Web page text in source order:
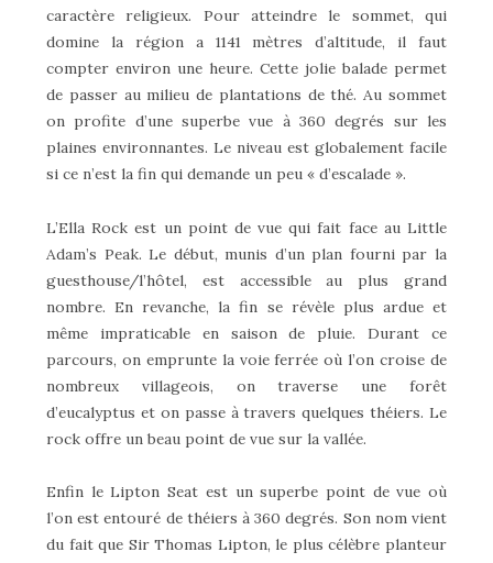
caractère religieux. Pour atteindre le sommet, qui
domine la région a 1141 mètres d’altitude, il faut
compter environ une heure. Cette jolie balade permet
de passer au milieu de plantations de thé. Au sommet
on profite d’une superbe vue à 360 degrés sur les
plaines environnantes. Le niveau est globalement facile
si ce n’est la fin qui demande un peu « d’escalade ».
L’Ella Rock est un point de vue qui fait face au Little
Adam’s Peak. Le début, munis d’un plan fourni par la
guesthouse/l’hôtel, est accessible au plus grand
nombre. En revanche, la fin se révèle plus ardue et
même impraticable en saison de pluie. Durant ce
parcours, on emprunte la voie ferrée où l’on croise de
nombreux villageois, on traverse une forêt
d’eucalyptus et on passe à travers quelques théiers. Le
rock offre un beau point de vue sur la vallée.
Enfin le Lipton Seat est un superbe point de vue où
l’on est entouré de théiers à 360 degrés. Son nom vient
du fait que Sir Thomas Lipton, le plus célèbre planteur